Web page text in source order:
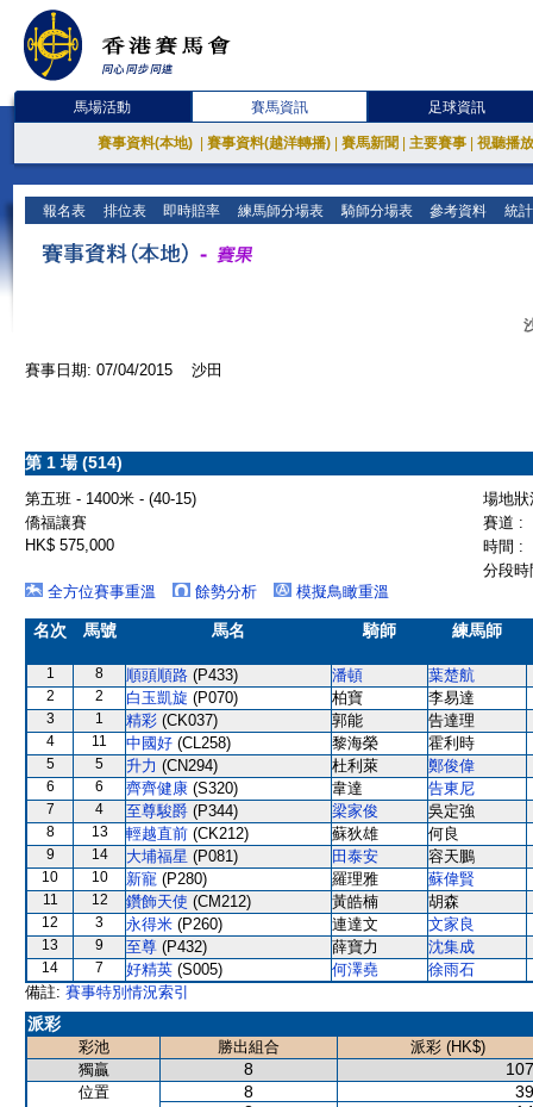
馬場活動 賽馬資訊 足球資訊
賽事資料(本地) 賽事資料(越洋轉播) 賽馬新聞 主要賽事 視聽播
報名表 排位表 即時賠率 練馬師分場表 騎師分場表 參考資料 統
賽事日期: 07/04/2015 沙田
第 1 場 (514)
第五班 - 1400米 - (40-15)
場地
僑福讓賽
賽道 :
HK$ 575,000
時間 :
分段
全方位賽事重溫
餘勢分析 模擬鳥瞰重溫
名次 馬號 馬名 騎師 練馬師
1 8 順頭順路 (P433) 潘頓 葉楚航
2 2 白玉凱旋 (P070) 柏寶 李易達
3 1 精彩 (CK037) 郭能 告達理
4 11 中國好 (CL258) 黎海榮 霍利時
5 5 升力 (CN294) 杜利萊 鄭俊偉
6 6 齊齊健康 (S320) 韋達 告東尼
7 4 至尊駿爵 (P344) 梁家俊 吳定強
8 13 輕越直前 (CK212) 蘇狄雄 何良
9 14 大埔福星 (P081) 田泰安 容天鵬
10 10 新寵 (P280) 羅理雅 蘇偉賢
11 12 鑽飾天使 (CM212) 黃皓楠 胡森
12 3 永得米 (P260) 連達文 文家良
13 9 至尊 (P432) 薛寶力 沈集成
14 7 好精英 (S005) 何澤堯
徐雨石
備註: 賽事特別情況索引
派彩
彩池 勝出組合
派彩 (HK$)
獨贏
8
位置 8